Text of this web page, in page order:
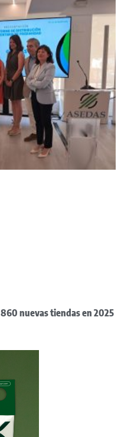
nuevas tiendas en 2025